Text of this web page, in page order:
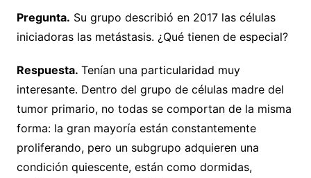
Pregunta. Su grupo describió en 2017 las células
iniciadoras las metástasis. ¿Qué tienen de especial?
Respuesta. Tenían una particularidad muy
interesante. Dentro del grupo de células madre del
tumor primario, no todas se comportan de la misma
forma: la gran mayoría están constantemente
proliferando, pero un subgrupo adquieren una
condición quiescente, están como dormidas,